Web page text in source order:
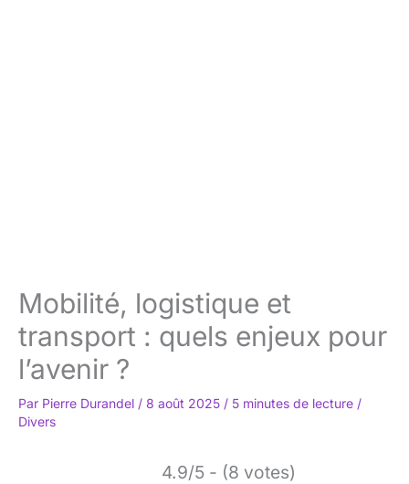
Mobilité, logistique et
transport : quels enjeux pour
l’avenir ?
Par Pierre Durandel / 8 août 2025 / 5 minutes de lecture /
Divers
4.9/5 - (8 votes)